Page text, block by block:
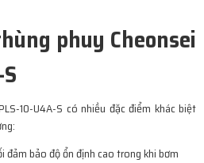
phuy Cheonsei
10-U4A-S có nhiều đặc điểm khác biệt
đảm bảo độ ổn định cao trong khi bơm